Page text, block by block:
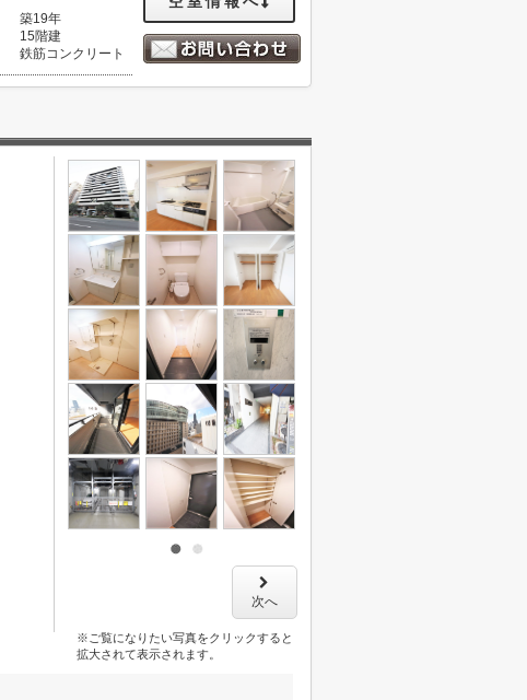
築19年
15階建
鉄筋コンクリート
次へ
※ご覧になりたい写真をクリックすると
拡大されて表示されます。